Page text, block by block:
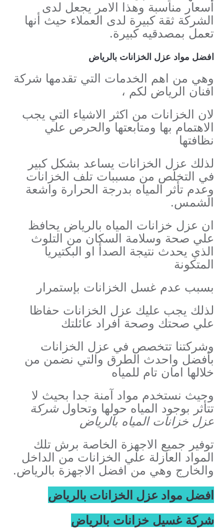
أسعار مناسبة وهذا الامر يجعل لدى
الشركة ثقة كبيرة لدى العملاء حيث أنها
تعمل بمصدقيه كبيرة.
افضل مواد عزل الخزانات بالرياض
وهي من اهم الخدمات التي تقدمها شركة
افنان الرياض لكم ،
لان الخزانات من اكثر الاشياء التي يجب
الاهتمام بها ومتابعتها والحرص علي
نظافتها
لذلك عزل الخزانات يساعد بشكل كبير
في التخلص من مسببات تلف الخزانات
وعدم تأثر المياه بدرجة الحرارة واشعة
الشمس.
ان عزل خزانات المياه بالرياض يحافظ
علي صحة وسلامة السكان من التلوث
الذي يحدث نتيجة الصدأ او البكتيريا
المتكونة
بسبب عدم غسل الخزانات بإستمرار
لذلك يجب عليك عزل الخزانات حفاظا
علي صحتك وصحة افراد عائلتك
وشركتنا تتخصص في عزل الخزانات
بأفضل واحدث الطرق والتي نضمن من
خلالها امان تام للمياه
وحيث نستخدم مواد آمنة جدا بحيث لا
تتأثر بوجود المياه حولها وتحاولشركة
عزل خزانات المياه بالرياض
توفير جميع الاجهزة الخاصة برش تلك
المواد العازلة علي الخزانات من الداخل
والخارج وهي من افضل الاجهزة بالرياض.
افضل مواد عزل الخزانات بالرياض
شركة غسيل خزانات بالرياض